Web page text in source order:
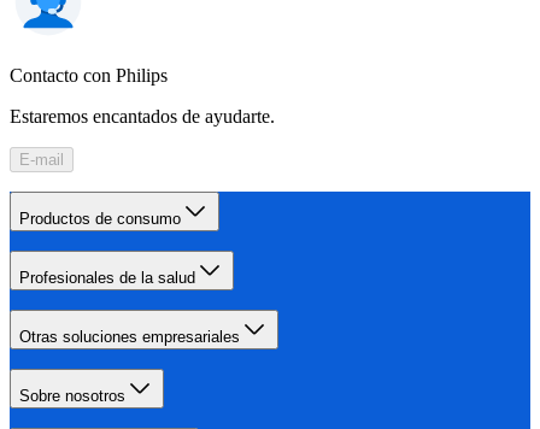
Contacto con Philips
Estaremos encantados de ayudarte.
E-mail
Productos de consumo
Profesionales de la salud
Otras soluciones empresariales
Sobre nosotros